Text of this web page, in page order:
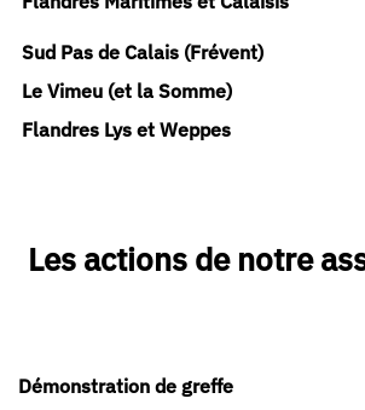
Sud Pas de Calais (Frévent)
Le Vimeu (et la Somme)
Flandres Lys et Weppes
Les actions de notre
Démonstration de greffe